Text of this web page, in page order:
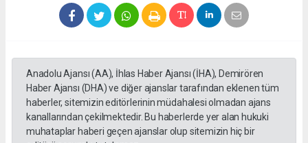
Anadolu Ajansı (AA), İhlas Haber Ajansı (İHA), Demirören
Haber Ajansı (DHA) ve diğer ajanslar tarafından eklenen tüm
haberler, sitemizin editörlerinin müdahalesi olmadan ajans
kanallarından çekilmektedir. Bu haberlerde yer alan hukuki
muhataplar haberi geçen ajanslar olup sitemizin hiç bir